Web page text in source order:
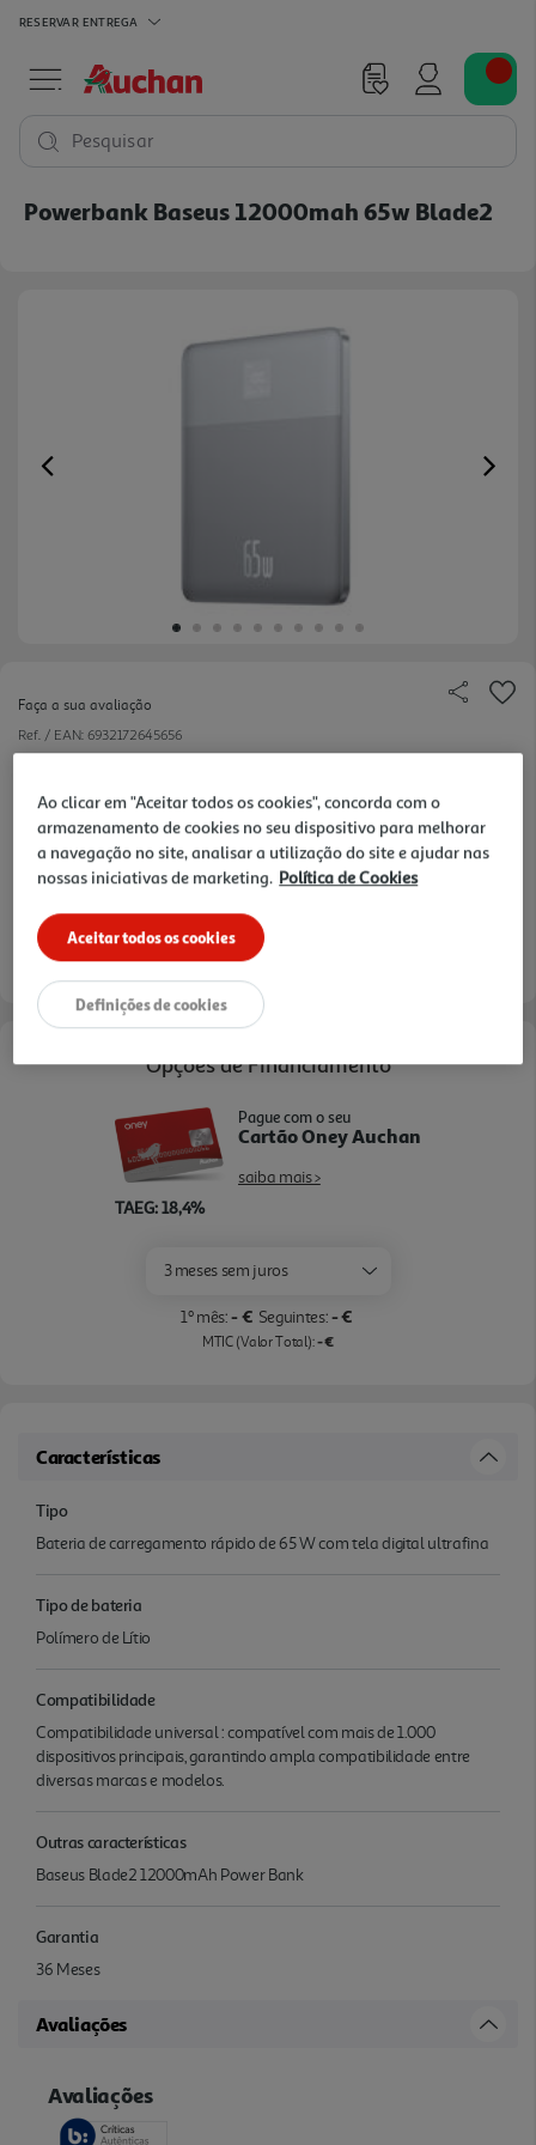
RESERVAR ENTREGA
Pesquisar
Powerbank Baseus 12000mah 65w Blade2
Previous
Faça a sua avaliação
Ref. / EAN: 6932172645656
89,99 €
Entrega estimada entre14/08/2026 e 17/08/2026
Opções de Financiamento
TAEG: 18,4%
Pague com o seu
Cartão Oney Auchan
saiba mais >
3 meses sem juros
1º mês:- € Seguintes:- €
MTIC (Valor Total):- €
Características
Tipo
Bateria de carregamento rápido de 65 W com tela digital ultrafina
Tipo de bateria
Polímero de Lítio
Compatibilidade
Compatibilidade universal : compatível com mais de 1.000
dispositivos principais, garantindo ampla compatibilidade entre
diversas marcas e modelos.
Outras características
Baseus Blade2 12000mAh Power Bank
Garantia
36 Meses
Avaliações
Ao clicar em "Aceitar todos os cookies", concorda com o
armazenamento de cookies no seu dispositivo para melhorar
a navegação no site, analisar a utilização do site e ajudar nas
nossas iniciativas de marketing. Política de Cookies
Aceitar todos os cookies
Definições de cookies